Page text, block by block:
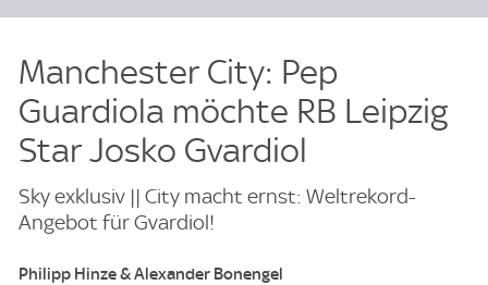
Manchester City: Pep
Guardiola möchte RB Leipzig
Star Josko Gvardiol
Sky exklusiv || City macht ernst: Weltrekord-
Angebot für Gvardiol!
Philipp Hinze & Alexander Bonengel